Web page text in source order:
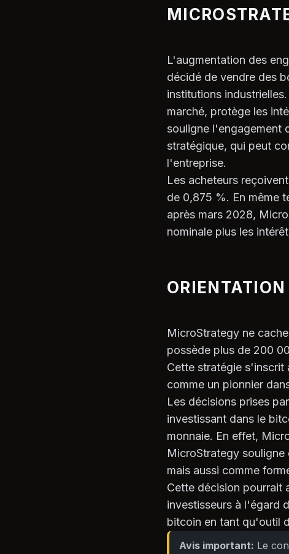
L'augmentation des
décidé de vendre des
institutions
marché, protège les
souligne l'engagement
stratégique, qui peut
l'entreprise.
Les acheteurs
de 0,875 %. En même
après mars 2028,
nominale plus les
MicroStrategy ne
possède plus de 200
Cette stratégie s'inscrit
comme un pionnier
Les décisions prises
investissant dans le
monnaie. En effet,
MicroStrategy souligne
mais aussi comme
Cette décision pourrait
investisseurs à l'égard
bitcoin en tant qu'outil
Avis important: Le